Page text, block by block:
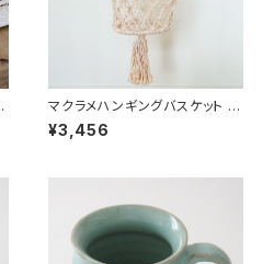
マクラメハンギングバスケット /1
99/ INDIA インド
¥3,456